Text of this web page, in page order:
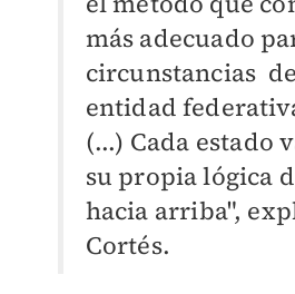
más adecuado
circunstancias
entidad
(...) Cada estado
su propia lógica
hacia arriba",
Cortés.